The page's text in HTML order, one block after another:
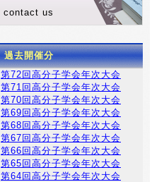
contact us
過去開催分
第72回高分子学会年次大会
第71回高分子学会年次大会
第70回高分子学会年次大会
第69回高分子学会年次大会
第68回高分子学会年次大会
第67回高分子学会年次大会
第66回高分子学会年次大会
第65回高分子学会年次大会
第64回高分子学会年次大会